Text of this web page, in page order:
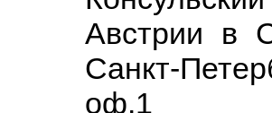
Австрии в
Санкт-
оф.1